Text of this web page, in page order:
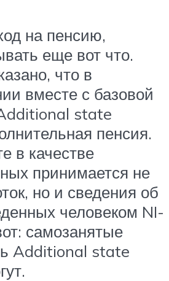
на пенсию,
еще вот что.
что в
вместе с базовой
state
пенсия.
в качестве
принимается не
но и сведения об
человеком NI-
самозанятые
Additional state